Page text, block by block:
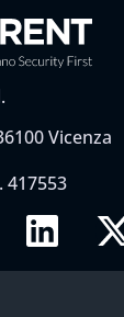
Vicenza
417553